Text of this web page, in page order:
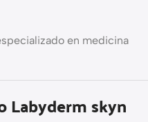
en medicina
Labyderm skyn